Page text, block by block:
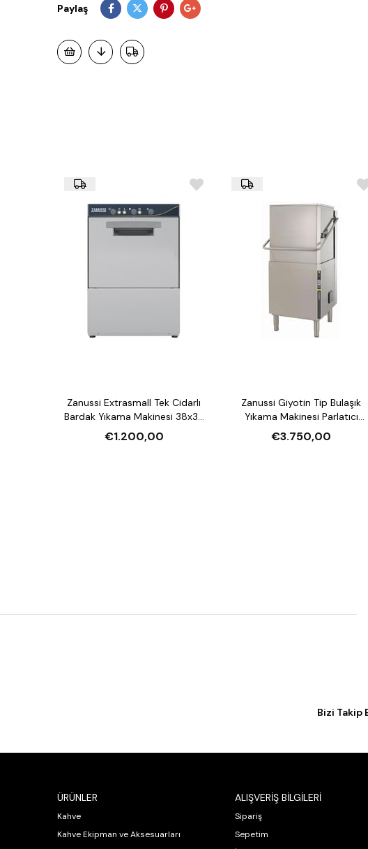
Paylaş
Zanussi Extrasmall Tek Cidarlı
Bardak Yıkama Makinesi 38x38
cm Sepetli Tahliye ve Parlatıcı
Pompalı
€1.200,00
Zanussi Giyotin Tip Bulaşık
Yıkama Makinesi Parlatıcı
Pompalı
€3.750,00
Bizi Takip
ÜRÜNLER
Kahve
Kahve Ekipman ve Aksesuarları
ALIŞVERİŞ BİLGİLERİ
Sipariş
Sepetim